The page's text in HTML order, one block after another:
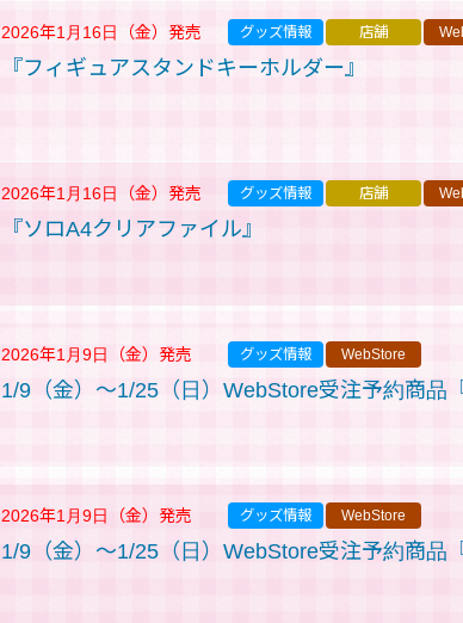
2026年1月16日（金） 発売
『フィギュアスタンドキーホルダー』
グッズ情報 店舗
2026年1月16日（金） 発売
『ソロA4クリアファイル』
グッズ情報 店舗
2026年1月9日（金） 発売
1/9（金）～1/25（日）WebStore受注予約商品
グッズ情報 WebStore
2026年1月9日（金） 発売
1/9（金）～1/25（日）WebStore受注予約商品
グッズ情報 WebStore